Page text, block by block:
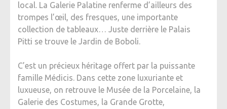
local. La Galerie Palatine renferme d’ailleurs des
trompes l’œil, des fresques, une importante
collection de tableaux… Juste derrière le Palais
Pitti se trouve le Jardin de Boboli.
C’est un précieux héritage offert par la puissante
famille Médicis. Dans cette zone luxuriante et
luxueuse, on retrouve le Musée de la Porcelaine, la
Galerie des Costumes, la Grande Grotte,